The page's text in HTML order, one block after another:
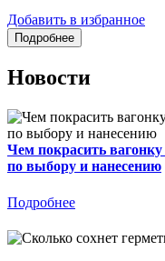
Добавить в избранное
Новости
Чем покрасить
по выбору и нанесению
Подробнее